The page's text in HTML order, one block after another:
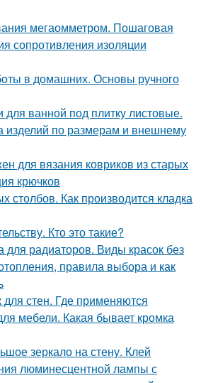
мегаомметром. Пошаговая
сопротивления изоляции
в домашних. Основы ручного
ванной под плитку листовые.
изделий по размерам и внешнему
для вязания ковриков из старых
крючков
столбов. Как производится кладка
Кто это такие?
для радиаторов. Виды красок без
правила выбора и как
стен. Где применяются
мебели. Какая бывает кромка
зеркало на стену. Клей
люминесцентной лампы с